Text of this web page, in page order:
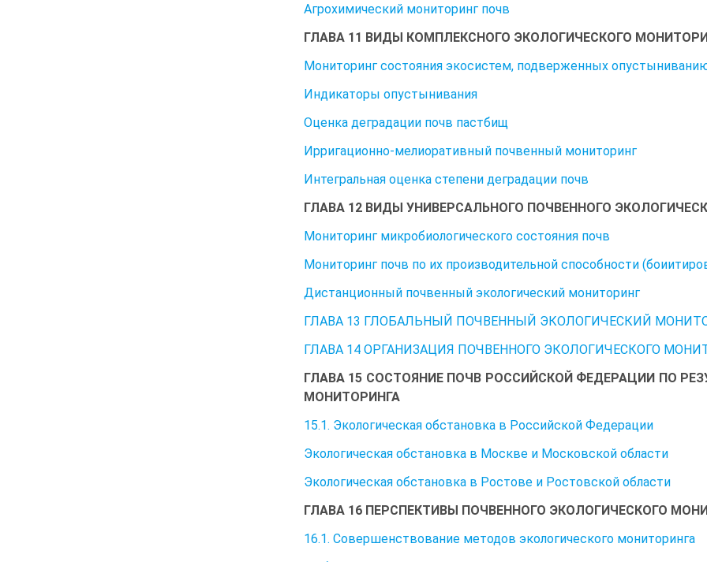
Агрохимический мониторинг почв
ГЛАВА 11 ВИДЫ КОМПЛЕКСНОГО ЭКОЛОГИЧЕСКОГО
Мониторинг состояния экосистем, подверженных
Индикаторы опустынивания
Оценка деградации почв пастбищ
Ирригационно-мелиоративный почвенный мониторинг
Интегральная оценка степени деградации почв
ГЛАВА 12 ВИДЫ УНИВЕРСАЛЬНОГО ПОЧВЕННОГО
Мониторинг микробиологического состояния почв
Мониторинг почв по их производительной способности
Дистанционный почвенный экологический мониторинг
ГЛАВА 13 ГЛОБАЛЬНЫЙ ПОЧВЕННЫЙ ЭКОЛОГИЧЕСКИЙ
ГЛАВА 14 ОРГАНИЗАЦИЯ ПОЧВЕННОГО ЭКОЛОГИЧЕСКОГО
ГЛАВА 15 СОСТОЯНИЕ ПОЧВ РОССИЙСКОЙ ФЕДЕРАЦИИ ПО
МОНИТОРИНГА
15.1. Экологическая обстановка в Российской Федерации
Экологическая обстановка в Москве и Московской области
Экологическая обстановка в Ростове и Ростовской области
ГЛАВА 16 ПЕРСПЕКТИВЫ ПОЧВЕННОГО ЭКОЛОГИЧЕСКОГО
16.1. Совершенствование методов экологического мониторинга